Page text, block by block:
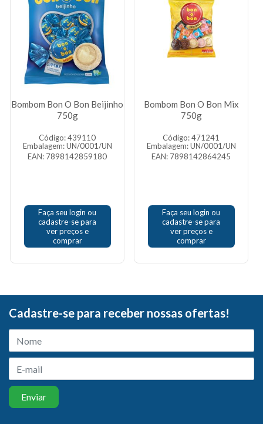
Bombom Bon O Bon Beijinho
750g
Código: 439110
Embalagem: UN/0001/UN
EAN: 7898142859180
Faça seu login ou
cadastre-se para
ver preços e
comprar
Bombom Bon O Bon Mix
750g
Código: 471241
Embalagem: UN/0001/UN
EAN: 7898142864245
Faça seu login ou
cadastre-se para
ver preços e
comprar
Cadastre-se para receber nossas ofertas!